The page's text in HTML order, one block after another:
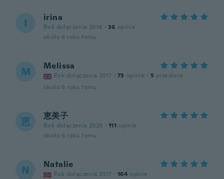
I irina
Rok dołączenia 2018 · 36 opinie
około 6 roku temu
M Melissa
Rok dołączenia 2017 · 73 opinie · 5 przesłane
około 6 roku temu
恵 恵美子
Rok dołączenia 2020 · 111 opinie
około 6 roku temu
N Natalie
Rok dołączenia 2017 · 164 opinie